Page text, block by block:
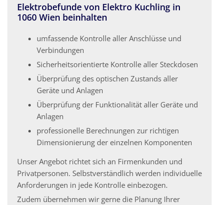
Elektrobefunde von Elektro Kuchling in
1060 Wien beinhalten
umfassende Kontrolle aller Anschlüsse und
Verbindungen
Sicherheitsorientierte Kontrolle aller Steckdosen
Überprüfung des optischen Zustands aller
Geräte und Anlagen
Überprüfung der Funktionalität aller Geräte und
Anlagen
professionelle Berechnungen zur richtigen
Dimensionierung der einzelnen Komponenten
Unser Angebot richtet sich an Firmenkunden und
Privatpersonen. Selbstverständlich werden individuelle
Anforderungen in jede Kontrolle einbezogen.
Zudem übernehmen wir gerne die Planung Ihrer